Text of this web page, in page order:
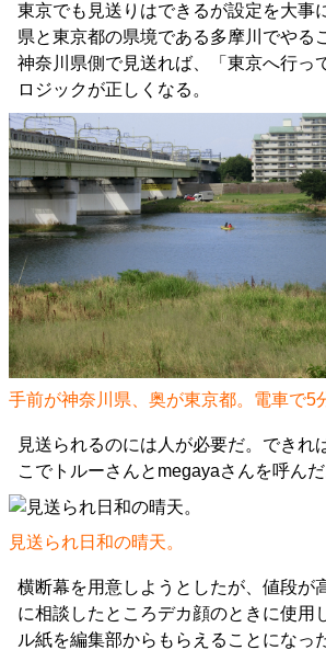
東京でも見送りはできるが設定を大事
県と東京都の県境である多摩川でやる
神奈川県側で見送れば、「東京へ行っ
ロジックが正しくなる。
手前が神奈川県、奥が東京都。電車で5
見送られるのには人が必要だ。できれ
こでトルーさんとmegayaさんを呼んだ
見送られ日和の晴天。
横断幕を用意しようとしたが、値段が
に相談したところデカ顔のときに使用
ル紙を編集部からもらえることになっ